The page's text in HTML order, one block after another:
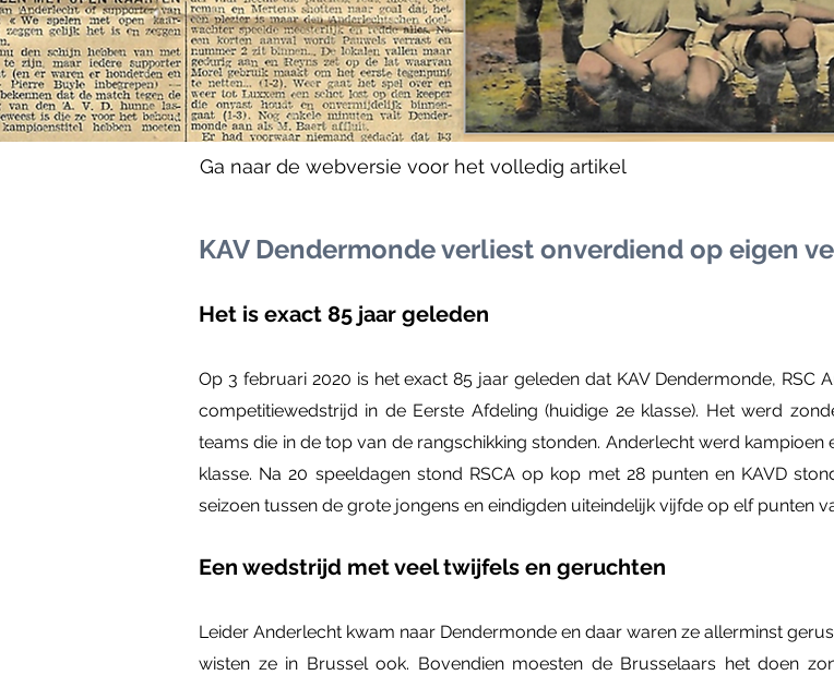
Ga naar de webversie voor het volledig artikel
KAV Dendermonde verliest onverdiend op eigen
Het is exact 85 jaar geleden
Op 3 februari 2020 is het exact 85 jaar geleden dat KAV Dendermonde, RSC
competitiewedstrijd in de Eerste Afdeling (huidige 2e klasse). Het werd
teams die in de top van de rangschikking stonden. Anderlecht werd
klasse. Na 20 speeldagen stond RSCA op kop met 28 punten en KAVD
seizoen tussen de grote jongens en eindigden uiteindelijk vijfde op elf punten
Een wedstrijd met veel twijfels en geruchten
Leider Anderlecht kwam naar Dendermonde en daar waren ze allerminst
wisten ze in Brussel ook. Bovendien moesten de Brusselaars het doen